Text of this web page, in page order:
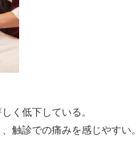
く低下している。
触診での痛みを感じやすい。